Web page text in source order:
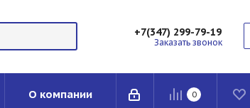
+7(347) 299-79-19
Заказать звонок
0
О компании